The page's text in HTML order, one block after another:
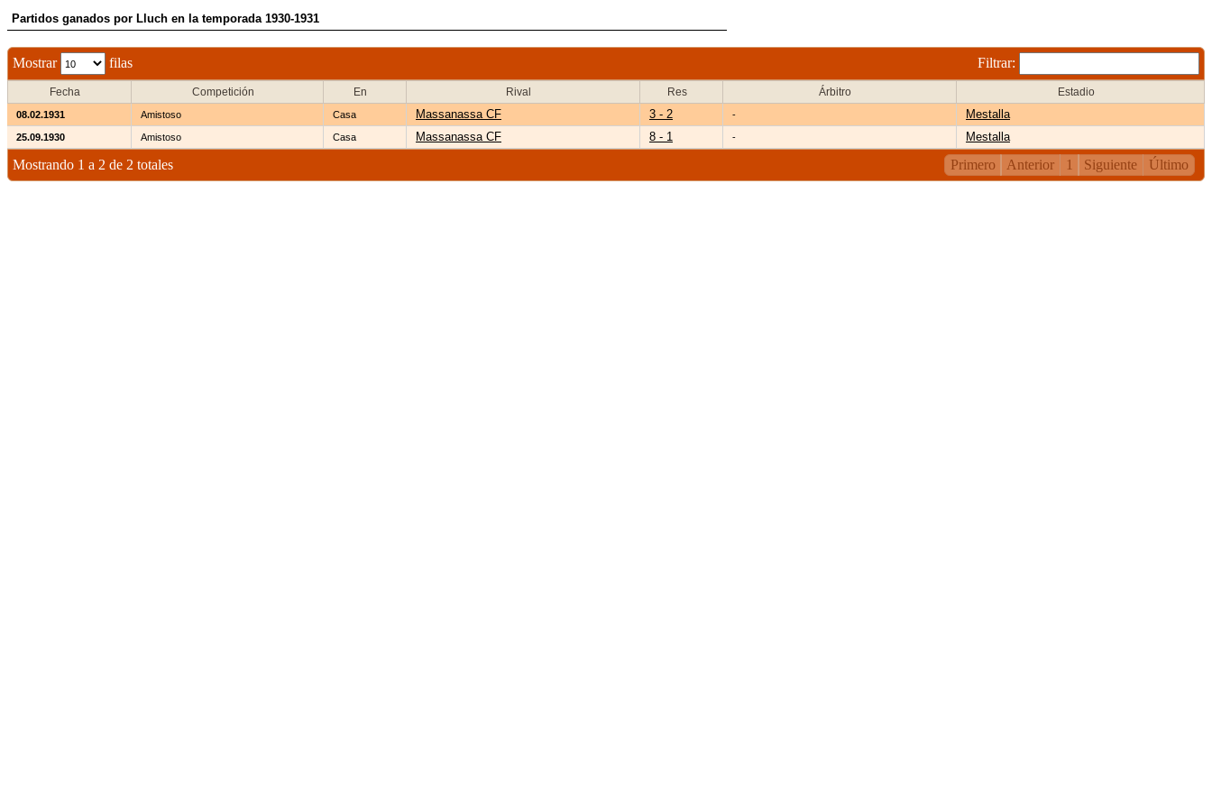
Partidos ganados por Lluch en la temporada 1930-1931
Mostrar filas Filtrar:
Fecha Competición En Rival Res Árbitro Estadio
08.02.1931 Amistoso Casa Massanassa CF 3 - 2 - Mestalla
25.09.1930 Amistoso Casa Massanassa CF 8 - 1 - Mestalla
Mostrando 1 a 2 de 2 totales Primero Anterior 1 Siguiente Último